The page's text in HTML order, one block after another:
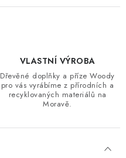
VLASTNÍ VÝROBA
Dřevěné doplňky a příze Woody
pro vás vyrábíme z přírodních a
recyklovaných materiálů na
Moravě.